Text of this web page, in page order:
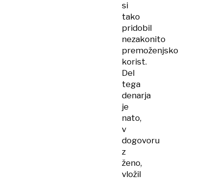
si
tako
pridobil
nezakonito
premoženjsko
korist.
Del
tega
denarja
je
nato,
v
dogovoru
z
ženo,
vložil